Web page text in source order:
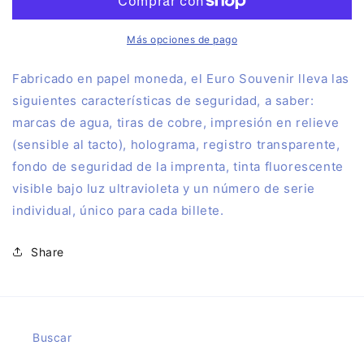
Souvenir
ANIMALES
Euro
Souvenir
OASYS
ANIMALES
Más opciones de pago
Fabricado en papel moneda, el Euro Souvenir lleva las
siguientes características de seguridad, a saber:
marcas de agua, tiras de cobre, impresión en relieve
(sensible al tacto), holograma, registro transparente,
fondo de seguridad de la imprenta, tinta fluorescente
visible bajo luz ultravioleta y un número de serie
individual, único para cada billete.
Share
Buscar